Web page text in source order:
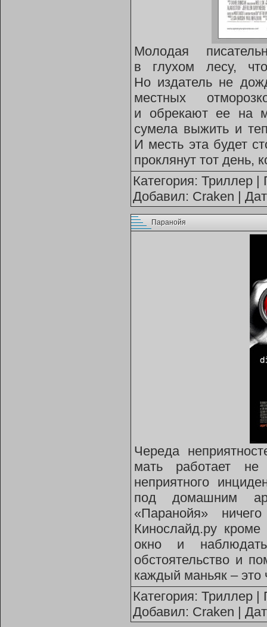
Молодая
в глухом лесу,
Но издатель не
местных
и обрекают ее на
сумела выжить и
И месть эта будет
проклянут тот день,
Категория: Триллер |
Добавил: Craken |
Паранойя
Череда
мать работает
неприятного
под домашним
«Паранойя»
Кинослайд.ру
окно и
обстоятельство и
каждый маньяк – это
Категория: Триллер |
Добавил: Craken |